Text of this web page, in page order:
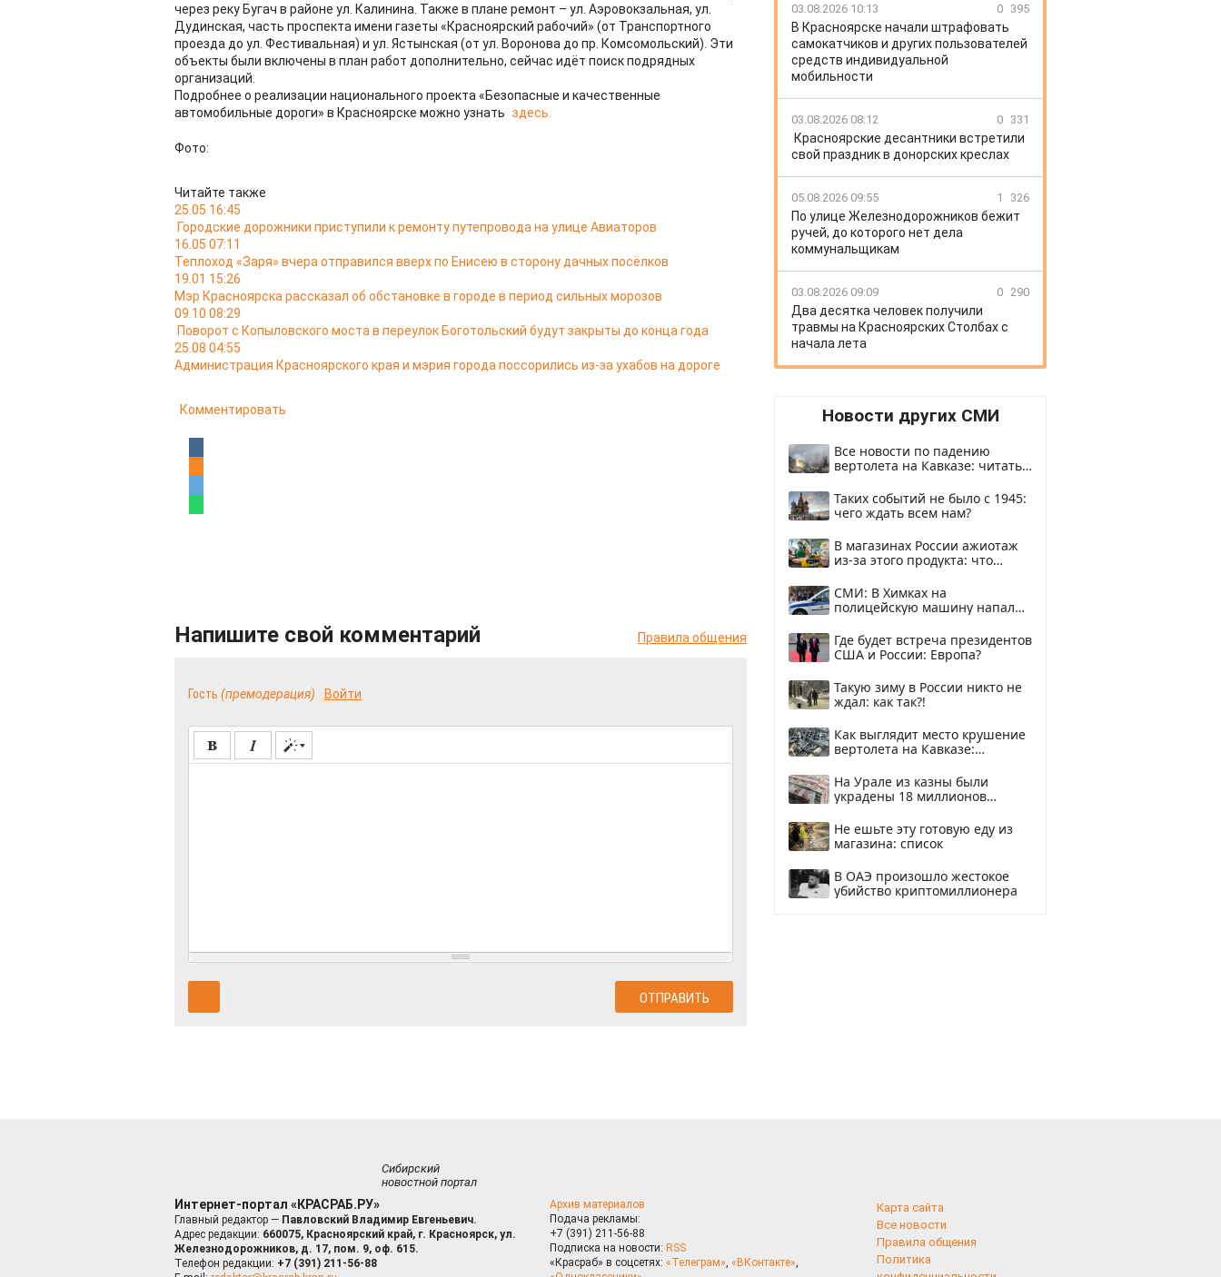
через реку Бугач в районе ул. Калинина. Также в плане ремонт – ул. Аэровокзальная, ул.
Дудинская, часть проспекта имени газеты «Красноярский рабочий» (от Транспортного
проезда до ул. Фестивальная) и ул. Ястынская (от ул. Воронова до пр. Комсомольский). Эти
объекты были включены в план работ дополнительно, сейчас идёт поиск подрядных
организаций.
Подробнее о реализации национального проекта «Безопасные и качественные
автомобильные дороги» в Красноярске можно узнать здесь.
Фото:
Читайте также
25.05 16:45
Городские дорожники приступили к ремонту путепровода на улице Авиаторов
16.05 07:11
Теплоход «Заря» вчера отправился вверх по Енисею в сторону дачных посёлков
19.01 15:26
Мэр Красноярска рассказал об обстановке в городе в период сильных морозов
09.10 08:29
Поворот с Копыловского моста в переулок Боготольский будут закрыты до конца года
25.08 04:55
Администрация Красноярского края и мэрия города поссорились из-за ухабов на дороге
Комментировать
Напишите свой комментарий Правила общения
Гость (премодерация) Войти
03.08.2026 10:13 0 395
В Красноярске начали штрафовать
самокатчиков и других пользователей
средств индивидуальной
мобильности
03.08.2026 08:12 0 331
Красноярские десантники встретили
свой праздник в донорских креслах
05.08.2026 09:55 1 326
По улице Железнодорожников бежит
ручей, до которого нет дела
коммунальщикам
03.08.2026 09:09 0 290
Два десятка человек получили
травмы на Красноярских Столбах с
начала лета
Новости других СМИ
Все новости по падению
вертолета на Кавказе: читать
Таких событий не было с 1945:
чего ждать всем нам?
В магазинах России ажиотаж
из-за этого продукта: что
СМИ: В Химках на
полицейскую машину напали
Где будет встреча президентов
США и России: Европа?
Такую зиму в России никто не
ждал: как так?!
Как выглядит место крушение
вертолета на Кавказе:
На Урале из казны были
украдены 18 миллионов
Не ешьте эту готовую еду из
магазина: список
В ОАЭ произошло жестокое
убийство криптомиллионера
Сибирский
новостной портал
Интернет-портал «КРАСРАБ.РУ»
Главный редактор — Павловский Владимир Евгеньевич.
Адрес редакции: 660075, Красноярский край, г. Красноярск, ул.
Железнодорожников, д. 17, пом. 9, оф. 615.
Телефон редакции: +7 (391) 211-56-88
Архив материалов
Подача рекламы:
+7 (391) 211-56-88
Подписка на новости: RSS
«Красраб» в соцсетях: «Телеграм», «ВКонтакте»,
Карта сайта
Все новости
Правила общения
Политика